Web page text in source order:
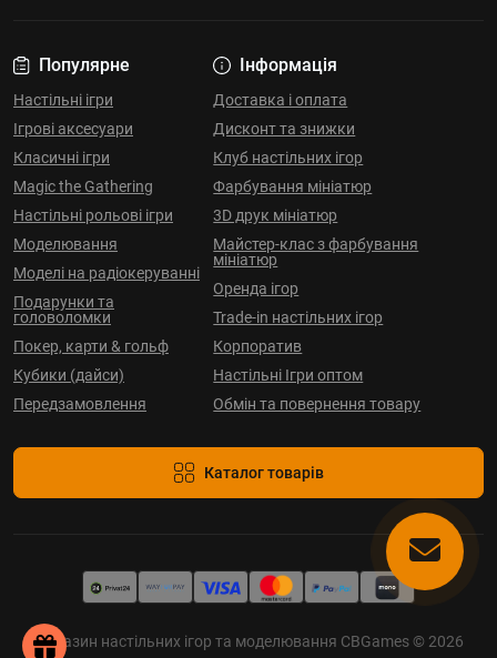
Популярне
Настільні ігри
Ігрові аксесуари
Класичні ігри
Magic the Gathering
Настільні рольові ігри
Моделювання
Моделі на радіокеруванні
Подарунки та
головоломки
Покер, карти & гольф
Кубики (дайси)
Передзамовлення
Інформація
Доставка і оплата
Дисконт та знижки
Клуб настільних ігор
Фарбування мініатюр
3D друк мініатюр
Майстер-клас з фарбування
мініатюр
Оренда ігор
Trade-in настільних ігор
Корпоратив
Настільні Ігри оптом
Обмін та повернення товару
Каталог товарів
Магазин настільних ігор та моделювання CBGames © 2026